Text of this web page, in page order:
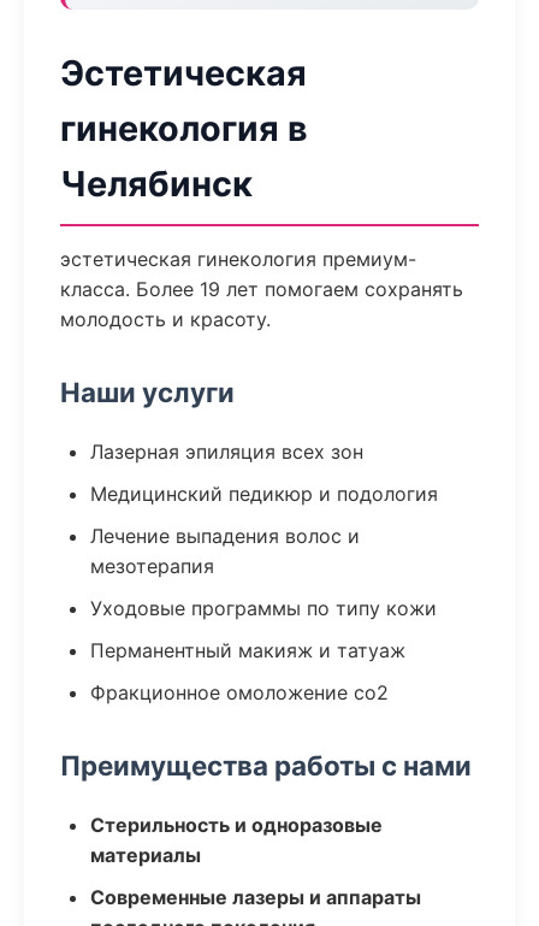
Эстетическая
гинекология в
Челябинск
эстетическая гинекология премиум-
класса. Более 19 лет помогаем сохранять
молодость и красоту.
Наши услуги
Лазерная эпиляция всех зон
Медицинский педикюр и подология
Лечение выпадения волос и
мезотерапия
Уходовые программы по типу кожи
Перманентный макияж и татуаж
Фракционное омоложение co2
Преимущества работы с нами
Стерильность и одноразовые
материалы
Современные лазеры и аппараты